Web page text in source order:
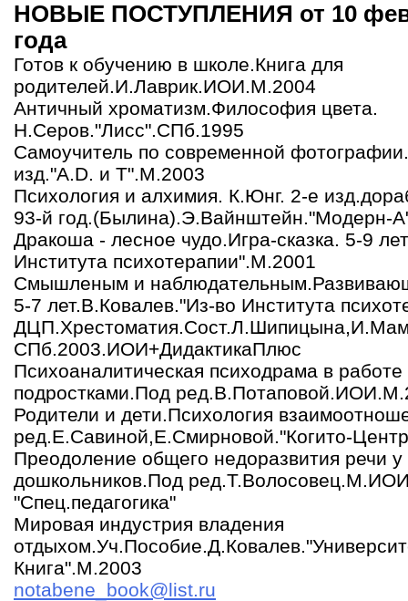
НОВЫЕ ПОСТУПЛЕНИЯ от 10
года
Готов к обучению в школе.Книга для
родителей.И.Лаврик.ИОИ.М.2004
Античный хроматизм.Философия цвета.
Н.Серов."Лисс".СПб.1995
Самоучитель по современной
изд."А.D. и Т".М.2003
Психология и алхимия. К.Юнг. 2-е
93-й год.(Былина).Э.Вайнштейн."Модерн-
Дракоша - лесное чудо.Игра-сказка. 5-9
Института психотерапии".М.2001
Смышленым и
5-7 лет.В.Ковалев."Из-во Института
СПб.2003.ИОИ+ДидактикаПлюс
Психоаналитическая психодрама в
подростками.Под
Родители и дети.Психология
ред.Е.Савиной,Е.Смирновой."Когито-
Преодоление общего недоразвития речи у
дошкольников.Под
"Спец.педагогика"
Мировая индустрия владения
Книга".М.2003
notabene_book@list.ru